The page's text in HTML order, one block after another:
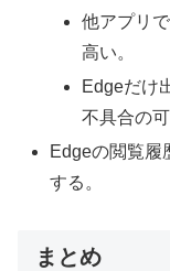
他アプリ
高い。
Edgeだけ
不具合の可
Edgeの閲覧履
する。
まとめ